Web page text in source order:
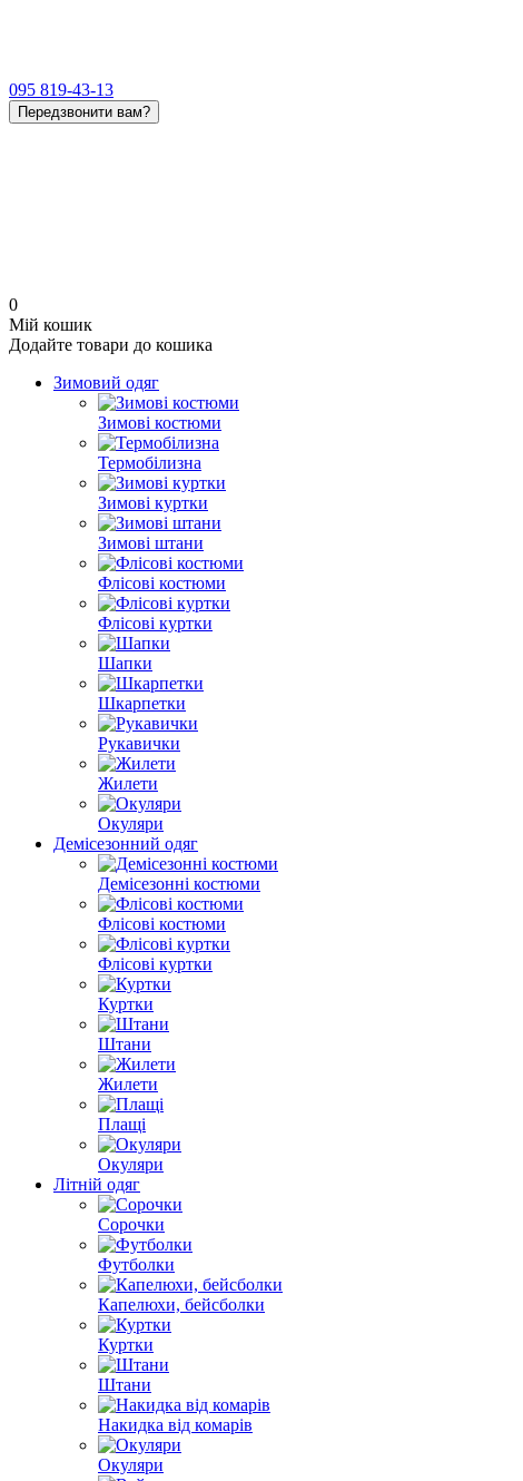
095 819-43-13
Передзвонити вам?
0
Мій кошик
Додайте товари до кошика
Зимовий одяг
Зимові костюми
Термобілизна
Зимові куртки
Зимові штани
Флісові костюми
Флісові куртки
Шапки
Шкарпетки
Рукавички
Жилети
Окуляри
Демісезонний одяг
Демісезонні костюми
Флісові костюми
Флісові куртки
Куртки
Штани
Жилети
Плащі
Окуляри
Літній одяг
Сорочки
Футболки
Капелюхи, бейсболки
Куртки
Штани
Накидка від комарів
Окуляри